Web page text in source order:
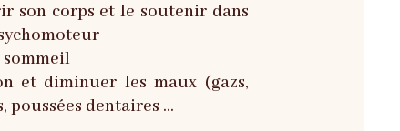
son corps et le soutenir dans
et diminuer les maux (gazs,
poussées dentaires …